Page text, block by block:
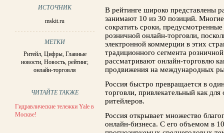
ИСТОЧНИК
mskit.ru
МЕТКИ
Ритейл, Цифры, Главные
новости,Новость,рейтинг,
онлайн-торговля
ЧИТАЙТЕ ТАКЖЕ
Гидравлические тележки Yale в
Москве!
В рейтинге широко представлены
занимают 10 из 30 позиций.
сократить сроки,
розничной онлайн-торговли,
электронной коммерции в этих
традиционного сегмента
рассматривают онлайн-торговлю
продвижения на международных
Россия быстро превращается в
торговли, привлекательный как
ритейлеров.
Россия открывает множество
онлайн-бизнеса. С его объемом в